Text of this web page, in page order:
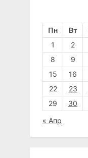
Пн Вт
1
2
8
9
15
16
22
23
29
30
« Апр